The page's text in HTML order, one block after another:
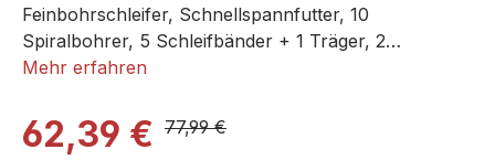
Feinbohrschleifer, Schnellspannfutter, 10
Spiralbohrer, 5 Schleifbänder + 1 Träger, 2
Edelkorund-Schleifkörper, je 1 Silicium-Karbid- und
Messingbürste in Radform, 1 Träger, 20
Korundgebundene Trennscheiben
Mehr erfahren
62,39 € 77,99 €